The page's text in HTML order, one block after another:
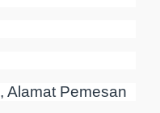
Alamat Pemesan